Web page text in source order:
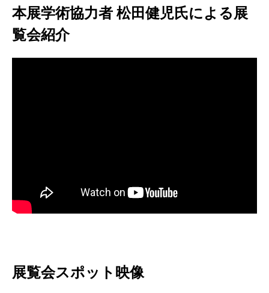
本展学術協力者 松田健児氏による展
覧会紹介
展覧会スポット映像